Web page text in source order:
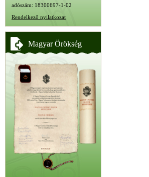
adószám: 18300697-1-02
Rendelkező nyilatkozat
Magyar Örökség